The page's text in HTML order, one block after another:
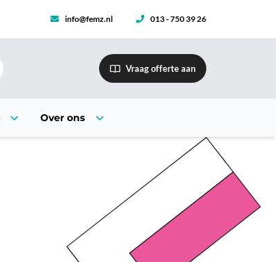
info@femz.nl 013 - 750 39 26
Vraag offerte aan
Over ons